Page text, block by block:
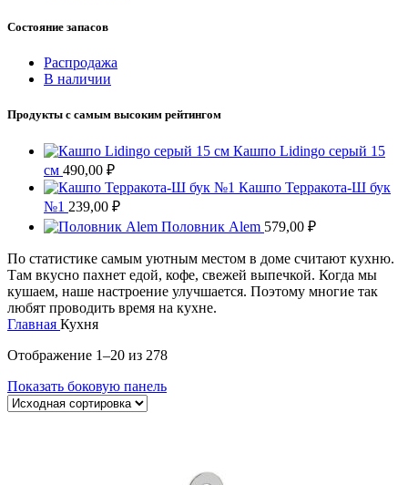
Состояние запасов
Распродажа
В наличии
Продукты с самым высоким рейтингом
Кашпо Lidingo серый 15
см 490,00 ₽
Кашпо Терракота-Ш бук
№1 239,00 ₽
Половник Alem 579,00 ₽
По статистике самым уютным местом в доме считают кухню.
Там вкусно пахнет едой, кофе, свежей выпечкой. Когда мы
кушаем, наше настроение улучшается. Поэтому многие так
любят проводить время на кухне.
Главная Кухня
Отображение 1–20 из 278
Показать боковую панель